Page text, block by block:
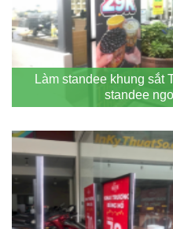
Làm standee khung sắt
standee